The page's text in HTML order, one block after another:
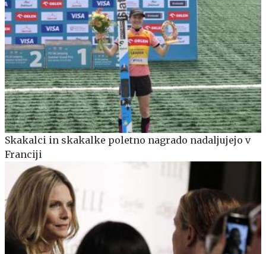
Skakalci in skakalke poletno nagrado nadaljujejo v
Franciji